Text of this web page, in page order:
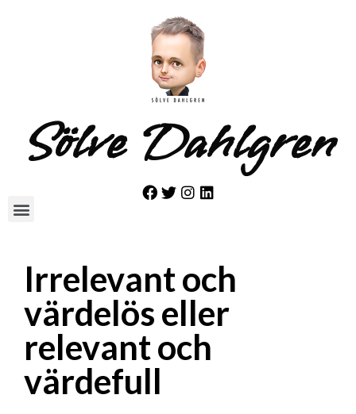
Sölve Dahlgren
Irrelevant och
värdelös eller
relevant och
värdefull